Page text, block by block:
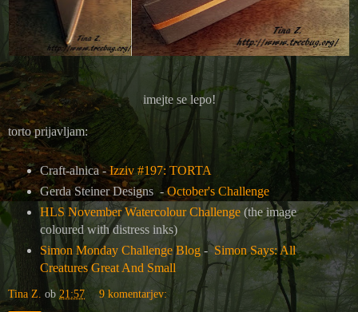
imejte se lepo!
torto prijavljam:
Craft-alnica -Izziv #197: TORTA
Gerda Steiner Designs -October's Challenge
HLS November Watercolour Challenge(the image
coloured with distress inks)
Simon Monday Challenge Blog-Simon Says: All
Creatures Great And Small
Tina Z. ob 21:57 9 komentarjev: